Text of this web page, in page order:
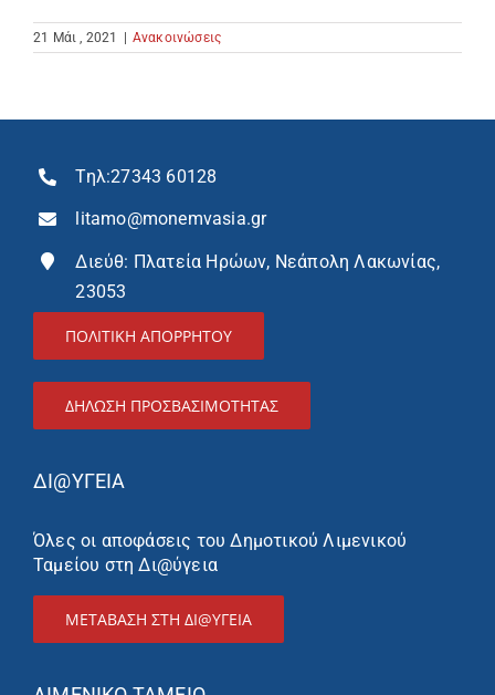
21 Μάι , 2021 Ανακοινώσεις
Τηλ:27343 60128
litamo@monemvasia.gr
Διεύθ: Πλατεία Ηρώων, Νεάπολη Λακωνίας,
23053
ΠΟΛΙΤΙΚΗ ΑΠΟΡΡΗΤΟΥ
ΔΉΛΩΣΗ ΠΡΟΣΒΑΣΙΜΌΤΗΤΑΣ
ΔΙ@ΥΓΕΙΑ
Όλες οι αποφάσεις του Δημοτικού Λιμενικού
Ταμείου στη Δι@ύγεια
ΜΕΤΑΒΑΣΗ ΣΤΗ ΔΙ@ΥΓΕΙΑ